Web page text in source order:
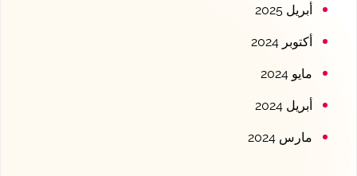
أبريل 2025
أكتوبر 2024
مايو 2024
أبريل 2024
مارس 2024